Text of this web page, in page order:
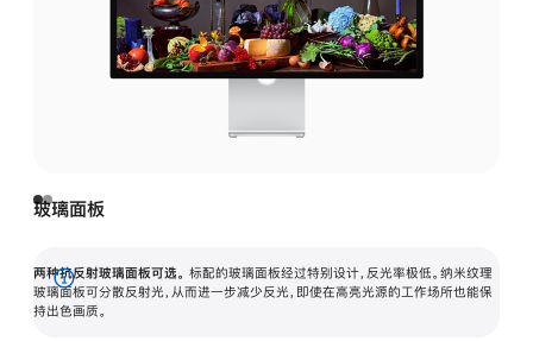
玻璃面板
两种抗反射玻璃面板可选。 标配的玻璃面板经过特别设计，反光率极低。纳米纹理
玻璃面板可分散反射光，从而进一步减少反光，即使在高亮光源的工作场所也能保
持出色画质。
展
开